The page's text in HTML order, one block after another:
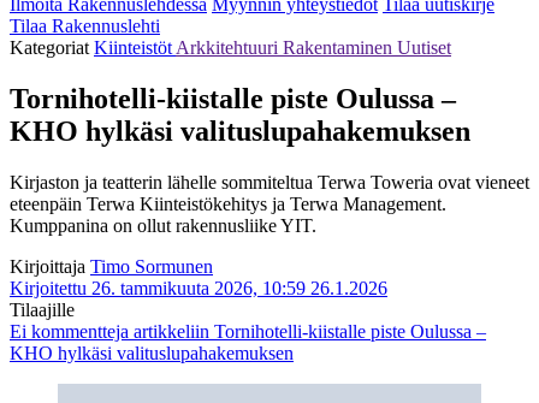
Tilaa Rakennuslehti
Kategoriat Kiinteistöt Arkkitehtuuri Rakentaminen Uutiset
Tornihotelli-kiistalle piste Oulussa –
KHO hylkäsi valituslupahakemuksen
Kirjaston ja teatterin lähelle sommiteltua Terwa Toweria ovat vieneet
eteenpäin Terwa Kiinteistökehitys ja Terwa Management.
Kumppanina on ollut rakennusliike YIT.
Kirjoittaja Timo Sormunen
Kirjoitettu 26. tammikuuta 2026, 10:59 26.1.2026
Tilaajille
Ei kommentteja artikkeliin Tornihotelli-kiistalle piste Oulussa –
KHO hylkäsi valituslupahakemuksen